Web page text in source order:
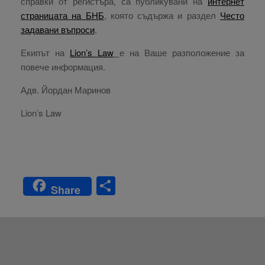
страницата на БНБ, която съдържа и раздел Често
задавани въпроси.
Екипът на Lion’s Law е на Ваше разположение за
повече информация.
Адв. Йордан Маринов
Lion’s Law
Share